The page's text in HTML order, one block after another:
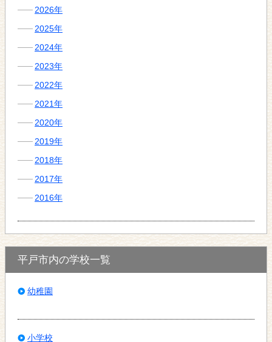
2026年
2025年
2024年
2023年
2022年
2021年
2020年
2019年
2018年
2017年
2016年
平戸市内の学校一覧
幼稚園
小学校